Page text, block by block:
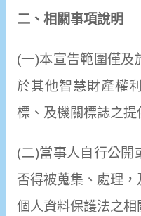
二、相關事項說明
(一)本宣告範圍僅及
於其他智慧財產權
標、及機關標誌之提
(二)當事人自行公開
否得被蒐集、處理
個人資料保護法之